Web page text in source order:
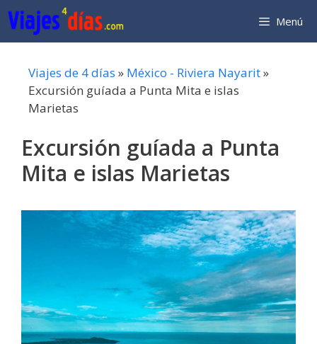
Saltar
al
contenido
Menú
Viajes de 4 días » México - Riviera Nayarit»
Excursión guíada a Punta Mita e islas
Marietas
Excursión guíada a Punta
Mita e islas Marietas